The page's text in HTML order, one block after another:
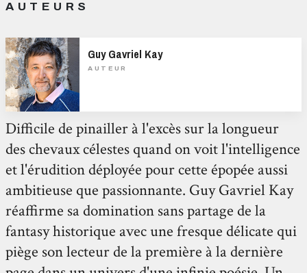
AUTEURS
Guy Gavriel Kay
AUTEUR
Difficile de pinailler à l'excès sur la longueur
des chevaux célestes quand on voit l'intelligence
et l'érudition déployée pour cette épopée aussi
ambitieuse que passionnante. Guy Gavriel Kay
réaffirme sa domination sans partage de la
fantasy historique avec une fresque délicate qui
piège son lecteur de la première à la dernière